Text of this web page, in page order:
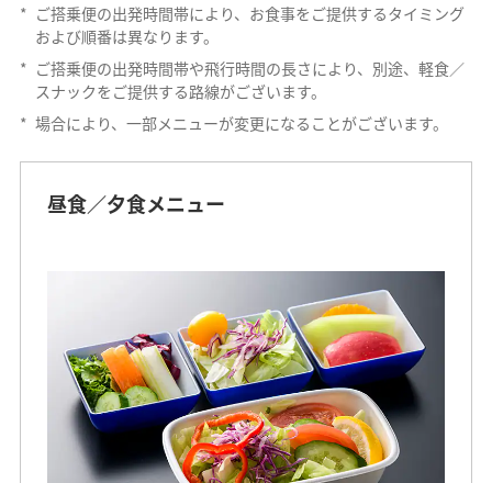
* ご搭乗便の出発時間帯により、お食事をご提供するタイミング
および順番は異なります。
* ご搭乗便の出発時間帯や飛行時間の長さにより、別途、軽食／
スナックをご提供する路線がございます。
* 場合により、一部メニューが変更になることがございます。
昼食／夕食メニュー